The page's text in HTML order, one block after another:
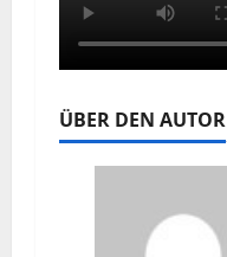
ÜBER DEN AUTOR